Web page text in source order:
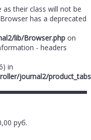
their class will not be
has a deprecated
lib/Browser.php on
- headers
in
journal2/
руб.